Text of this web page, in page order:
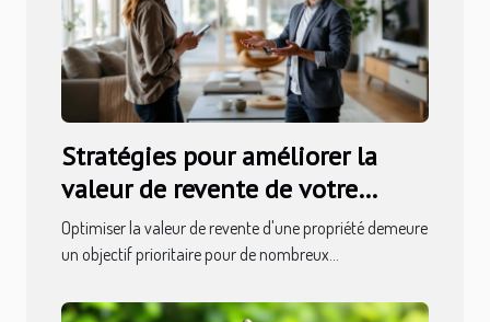
Stratégies pour améliorer la
valeur de revente de votre
propriété
Optimiser la valeur de revente d'une propriété demeure
un objectif prioritaire pour de nombreux...